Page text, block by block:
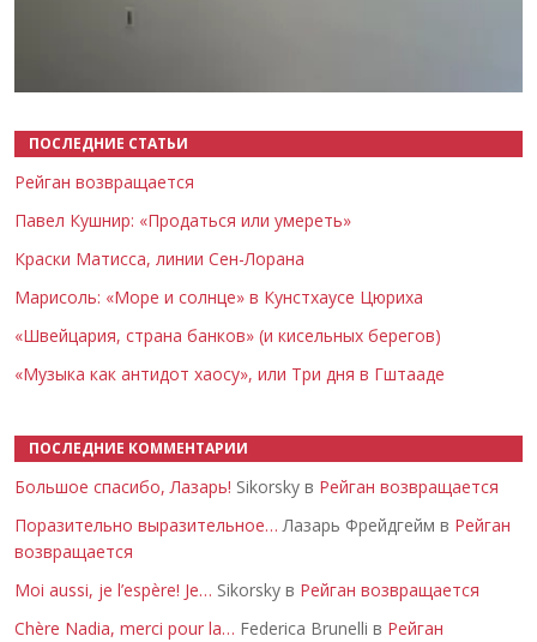
ПОСЛЕДНИЕ СТАТЬИ
Рейган возвращается
Павел Кушнир: «Продаться или умереть»
Краски Матисса, линии Сен-Лорана
Марисоль: «Море и солнце» в Кунстхаусе Цюриха
«Швейцария, страна банков» (и кисельных берегов)
«Музыка как антидот хаосу», или Три дня в Гштааде
ПОСЛЕДНИЕ КОММЕНТАРИИ
Большое спасибо, Лазарь! Sikorsky в Рейган возвращается
Поразительно выразительное… Лазарь Фрейдгейм в Рейган
возвращается
Moi aussi, je l’espère! Je… Sikorsky в Рейган возвращается
Chère Nadia, merci pour la… Federica Brunelli в Рейган